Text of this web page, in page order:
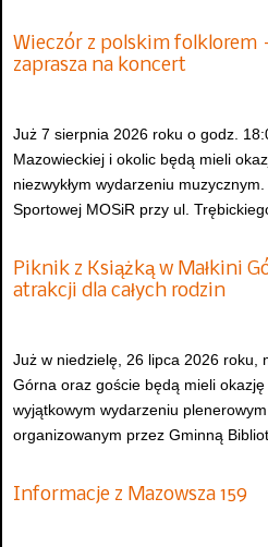
Wieczór z polskim folklorem
zaprasza na koncert
Już 7 sierpnia 2026 roku o godz.
Mazowieckiej i okolic będą mieli
niezwykłym wydarzeniu
Sportowej MOSiR przy ul.
Piknik z Książką w Małkini
atrakcji dla całych rodzin
Już w niedzielę, 26 lipca 2026 roku,
Górna oraz goście będą mieli
wyjątkowym wydarzeniu plenerowym
organizowanym przez Gminną
Informacje z Mazowsza 159